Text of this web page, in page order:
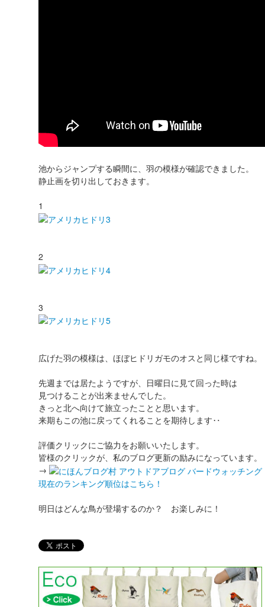
池からジャンプする瞬間に、羽の模様が確認できました。
静止画を切り出しておきます。
1
2
3
広げた羽の模様は、ほぼヒドリガモのオスと同じ様ですね。
先週までは居たようですが、日曜日に見て回った時は
見つけることが出来ませんでした。
きっと北へ向けて旅立ったことと思います。
来期もこの池に戻ってくれることを期待します‥
評価クリックにご協力をお願いいたします。
皆様のクリックが、私のブログ更新の励みになっています。
→
現在のランキング順位はこちら！
明日はどんな鳥が登場するのか？ お楽しみに！